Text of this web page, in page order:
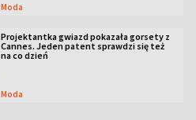
Moda
Projektantka gwiazd pokazała gorsety z
Cannes. Jeden patent sprawdzi się też
na co dzień
Moda